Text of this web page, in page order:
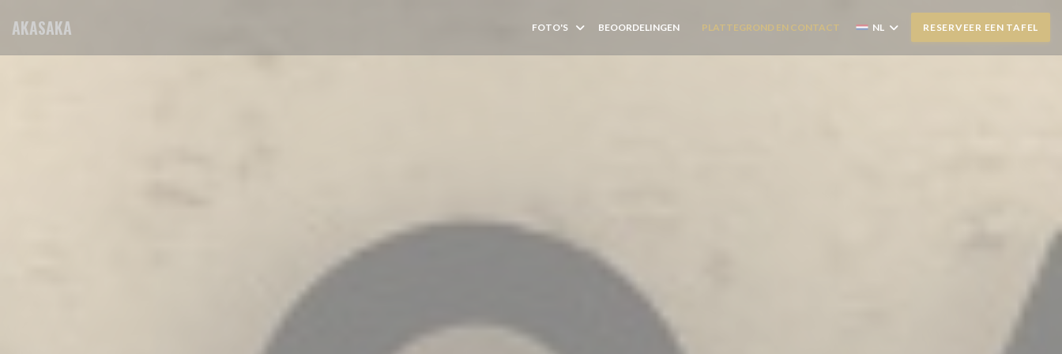
AKASAKA FOTO'S BEOORDELINGEN ((OPENT IN EEN NIEUW VENSTER))
PLATTEGROND EN CONTACT NL RESERVEER EEN TAFEL